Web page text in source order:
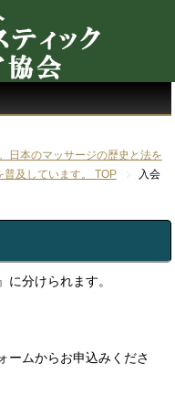
日本のマッサージの歴史と法を
及しています。 TOP
入会
に分けられます。
ームからお申込みくださ